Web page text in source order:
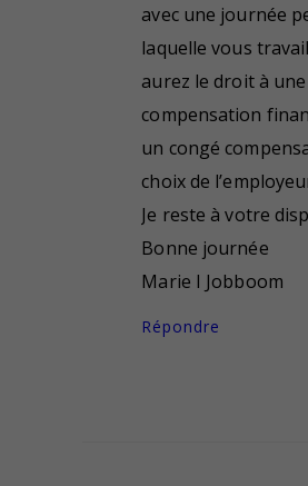
avec une journée
laquelle vous
aurez le droit à une
compensation
un congé
choix de
Je reste à votre
Bonne journée
Marie I Jobboom
Répondre